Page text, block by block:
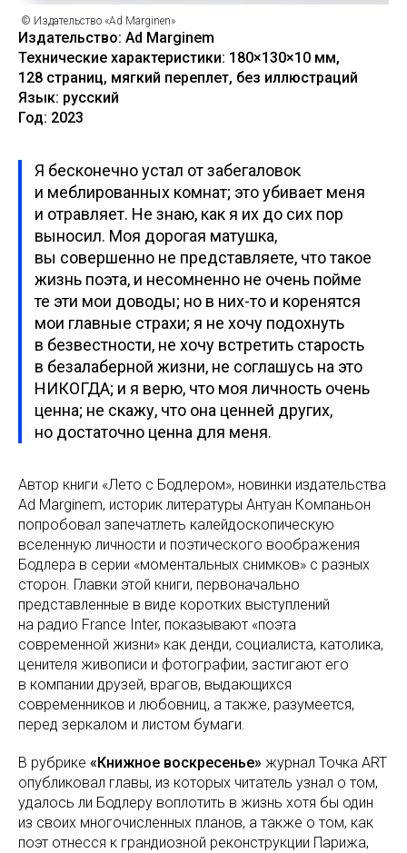
© Издательство «Ad Marginen»
Издательство: Ad Marginem
Технические характеристики: 180×130×10 мм,
128 страниц, мягкий переплет, без иллюстраций
Язык: русский
Год: 2023
Я бесконечно устал от забегаловок
и меблированных комнат; это убивает меня
и отравляет. Не знаю, как я их до сих пор
выносил. Моя дорогая матушка,
вы совершенно не представляете, что такое
жизнь поэта, и несомненно не очень пойме
те эти мои доводы; но в них-то и коренятся
мои главные страхи; я не хочу подохнуть
в безвестности, не хочу встретить старость
в безалаберной жизни, не соглашусь на это
НИКОГДА; и я верю, что моя личность очень
ценна; не скажу, что она ценней других,
но достаточно ценна для меня.
Автор книги «Лето с Бодлером», новинки издательства
Ad Marginem, историк литературы Антуан Компаньон
попробовал запечатлеть калейдоскопическую
вселенную личности и поэтического воображения
Бодлера в серии «моментальных снимков» с разных
сторон. Главки этой книги, первоначально
представленные в виде коротких выступлений
на радио France Inter, показывают «поэта
современной жизни» как денди, социалиста, католика,
ценителя живописи и фотографии, застигают его
в компании друзей, врагов, выдающихся
современников и любовниц, а также, разумеется,
перед зеркалом и листом бумаги.
В рубрике «Книжное воскресенье» журнал Точка ART
опубликовал главы, из которых читатель узнал о том,
удалось ли Бодлеру воплотить в жизнь хотя бы один
из своих многочисленных планов, а также о том, как
поэт отнесся к грандиозной реконструкции Парижа,